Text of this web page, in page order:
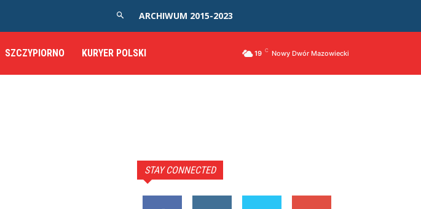
ARCHIWUM 2015-2023
SZCZYPIORNO KURYER POLSKI 19 C Nowy Dwór Mazowiecki
STAY CONNECTED